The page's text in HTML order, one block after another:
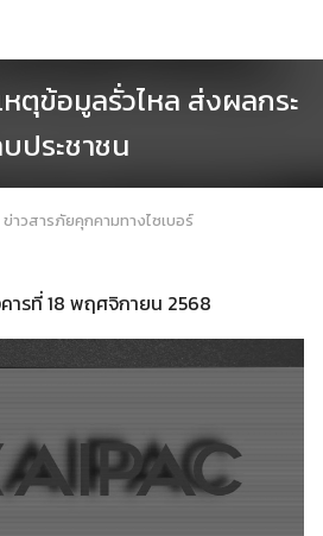
หตุข้อมูลรั่วไหล ส่งผลกระ
ประชาชน
ข่าวสารภัยคุกคามทางไซเบอร์
ารที่ 18 พฤศจิกายน 2568